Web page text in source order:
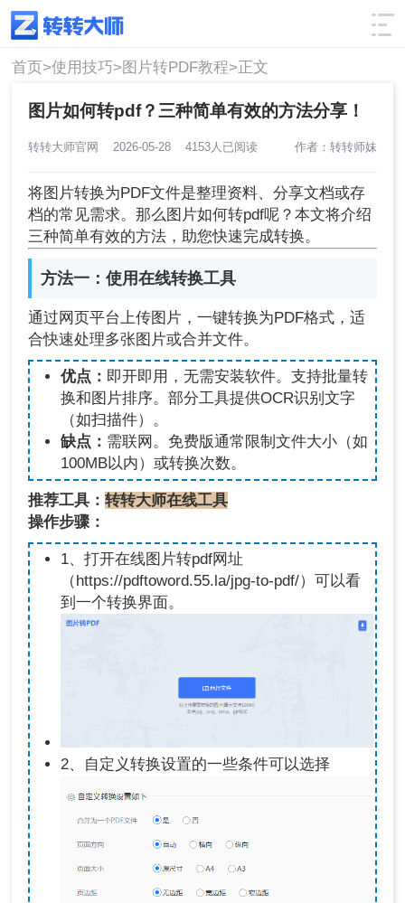
使用技巧 筛选
首页>使用技巧>图片转PDF教程>正文
图片如何转pdf？三种简单有效的方法分享！
转转大师官网 2026-05-28 4153人已阅读 作者：转转师妹
将图片转换为PDF文件是整理资料、分享文档或存
档的常见需求。那么图片如何转pdf呢？本文将介绍
三种简单有效的方法，助您快速完成转换。
方法一：使用在线转换工具
通过网页平台上传图片，一键转换为PDF格式，适
合快速处理多张图片或合并文件。
优点： 即开即用，无需安装软件。支持批量转
换和图片排序。部分工具提供OCR识别文字
（如扫描件）。
缺点： 需联网。免费版通常限制文件大小（如
100MB以内）或转换次数。
推荐工具：转转大师在线工具
操作步骤：
1、打开在线图片转pdf网址
（https://pdftoword.55.la/jpg-to-pdf/）可以看
到一个转换界面。
2、自定义转换设置的一些条件可以选择